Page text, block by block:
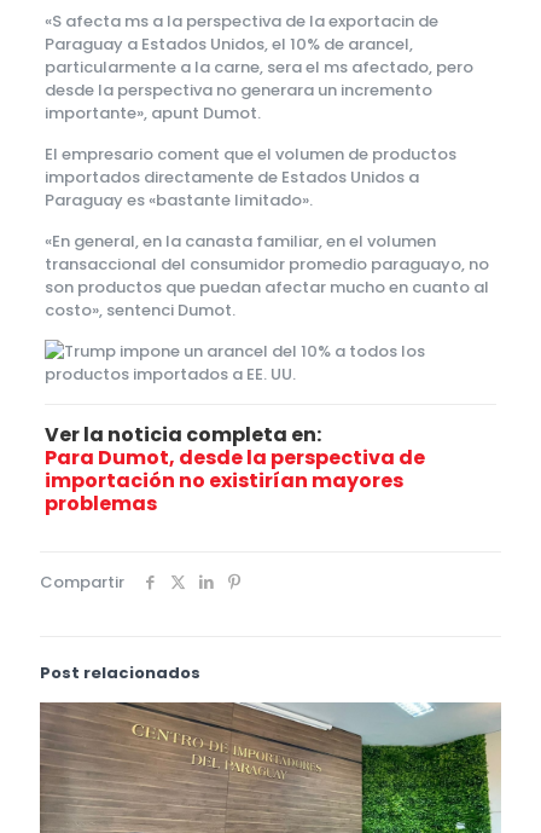
«S afecta ms a la perspectiva de la exportacin de
Paraguay a Estados Unidos, el 10% de arancel,
particularmente a la carne, sera el ms afectado, pero
desde la perspectiva no generara un incremento
importante», apunt Dumot.
El empresario coment que el volumen de productos
importados directamente de Estados Unidos a
Paraguay es «bastante limitado».
«En general, en la canasta familiar, en el volumen
transaccional del consumidor promedio paraguayo, no
son productos que puedan afectar mucho en cuanto al
costo», sentenci Dumot.
Ver la noticia completa en:
Para Dumot, desde la perspectiva de
importación no existirían mayores
problemas
Compartir
Post relacionados